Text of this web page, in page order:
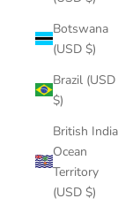
Botswana
(USD $)
Brazil (USD
$)
British
Ocean
Territory
(USD $)